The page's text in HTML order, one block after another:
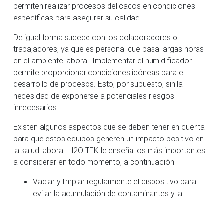
permiten realizar procesos delicados en condiciones
específicas para asegurar su calidad.
De igual forma sucede con los colaboradores o
trabajadores, ya que es personal que pasa largas horas
en el ambiente laboral. Implementar el humidificador
permite proporcionar condiciones idóneas para el
desarrollo de procesos. Esto, por supuesto, sin la
necesidad de exponerse a potenciales riesgos
innecesarios.
Existen algunos aspectos que se deben tener en cuenta
para que estos equipos generen un impacto positivo en
la salud laboral. H2O TEK le enseña los más importantes
a considerar en todo momento, a continuación:
Vaciar y limpiar regularmente el dispositivo para
evitar la acumulación de contaminantes y la